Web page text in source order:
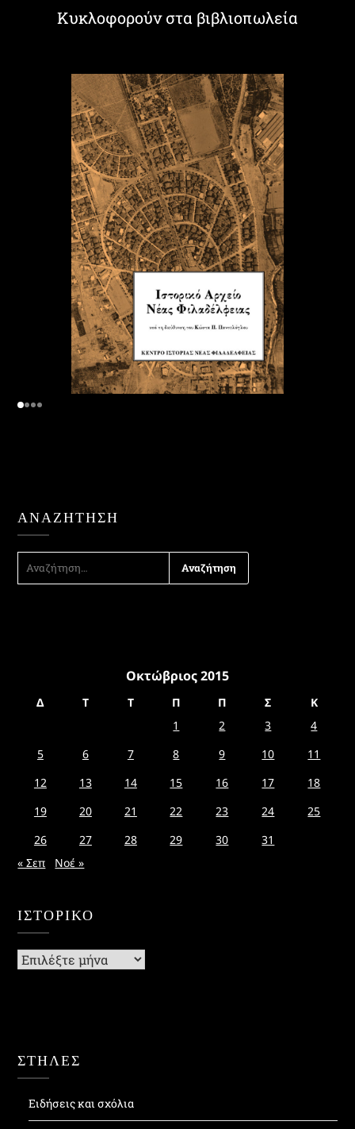
Κυκλοφορούν στα βιβλιοπωλεία
ΑΝΑΖΉΤΗΣΗ
ΑΝΑΖΉΤΗΣΗ
Οκτώβριος 2015
Δ Τ Τ Π Π Σ
Κ
1
2 3
4
5
6 7 8 9 10
11
12
13 14 15 16 17
18
19
20 21 22 23 24
25
26
27 28 29 30
31
« Σεπ
Νοέ »
ΙΣΤΟΡΙΚΌ
Ιστορικό
ΣΤΗΛΕΣ
Ειδήσεις και σχόλια